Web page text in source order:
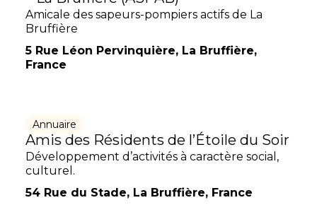
Amicale des sapeurs-pompiers actifs de La
Bruffière
5 Rue Léon Pervinquière, La Bruffière,
France
Annuaire
Amis des Résidents de l’Étoile du Soir
Développement d’activités à caractère social,
culturel.
54 Rue du Stade, La Bruffière, France